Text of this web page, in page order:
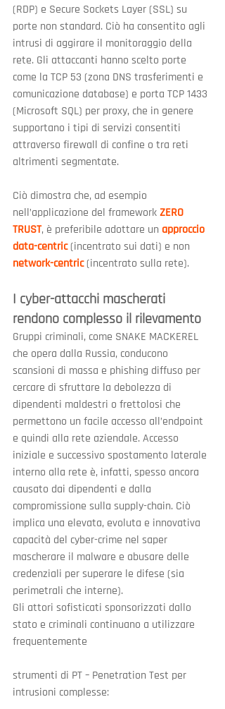
(RDP) e Secure Sockets Layer (SSL) su
porte non standard. Ciò ha consentito agli
intrusi di aggirare il monitoraggio della
rete. Gli attaccanti hanno scelto porte
come la TCP 53 (zona DNS trasferimenti e
comunicazione database) e porta TCP 1433
(Microsoft SQL) per proxy, che in genere
supportano i tipi di servizi consentiti
attraverso firewall di confine o tra reti
altrimenti segmentate.
Ciò dimostra che, ad esempio
nell’applicazione del framework ZERO
TRUST, è preferibile adottare un approccio
data-centric (incentrato sui dati) e non
network-centric (incentrato sulla rete).
I cyber-attacchi mascherati
rendono complesso il rilevamento
Gruppi criminali, come SNAKE MACKEREL
che opera dalla Russia, conducono
scansioni di massa e phishing diffuso per
cercare di sfruttare la debolezza di
dipendenti maldestri o frettolosi che
permettono un facile accesso all’endpoint
e quindi alla rete aziendale. Accesso
iniziale e successivo spostamento laterale
interno alla rete è, infatti, spesso ancora
causato dai dipendenti e dalla
compromissione sulla supply-chain. Ciò
implica una elevata, evoluta e innovativa
capacità del cyber-crime nel saper
mascherare il malware e abusare delle
credenziali per superare le difese (sia
perimetrali che interne).
Gli attori sofisticati sponsorizzati dallo
stato e criminali continuano a utilizzare
frequentemente
strumenti di PT – Penetration Test per
intrusioni complesse: